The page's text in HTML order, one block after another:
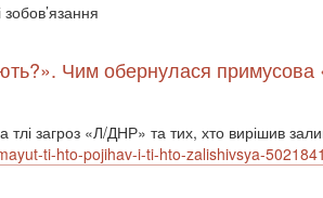
Чим обернулася
загроз «Л/ДНР» та тих, хто вирішив
ti-hto-pojihav-i-ti-hto-zalishivsya-